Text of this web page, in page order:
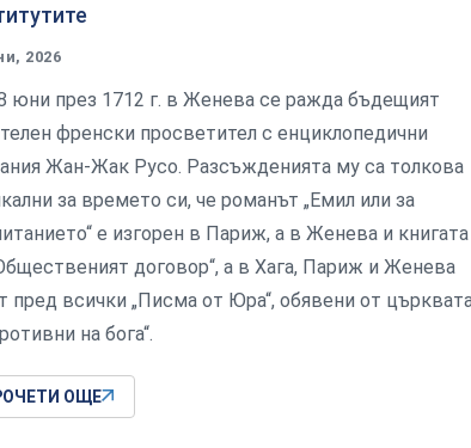
2026
юни през 1712 г. в Женева се ражда бъдещият
френски просветител с енциклопедични
Жан-Жак Русо. Разсъжденията му са толкова
за времето си, че романът „Емил или за
е изгорен в Париж, а в Женева и книгата
договор“, а в Хага, Париж и Женева
пред всички „Писма от Юра“, обявени от
на бога“.
ОЩЕ